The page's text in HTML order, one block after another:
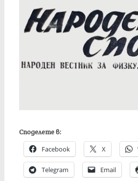
Споделете в:
Facebook X
Telegram Email